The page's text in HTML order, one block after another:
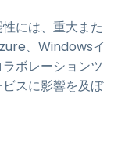
には、重大また
、Windowsイ
ボレーションツ
スに影響を及ぼ